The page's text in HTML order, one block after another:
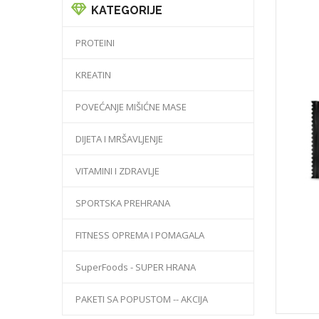
KATEGORIJE
PROTEINI
KREATIN
POVEĆANJE MIŠIĆNE MASE
DIJETA I MRŠAVLJENJE
VITAMINI I ZDRAVLJE
SPORTSKA PREHRANA
FITNESS OPREMA I POMAGALA
SuperFoods - SUPER HRANA
PAKETI SA POPUSTOM -- AKCIJA